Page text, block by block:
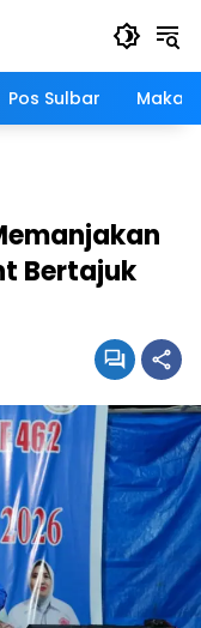
Pos Sulbar
Bertajuk